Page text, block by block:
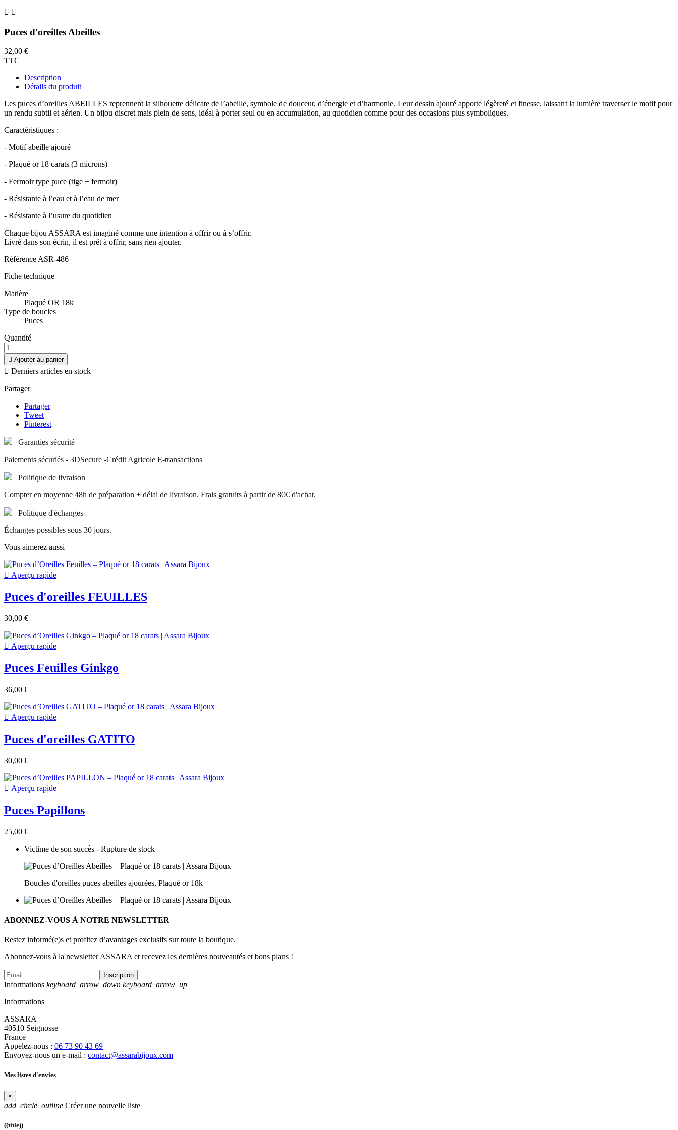
 
Puces d'oreilles Abeilles
32,00 €
TTC
Description
Détails du produit
Les puces d’oreilles ABEILLES reprennent la silhouette délicate de l’abeille, symbole de douceur, d’énergie et d’harmonie. Leur dessin ajouré apporte légèreté et finesse, laissant la lumière traverser le motif pour
un rendu subtil et aérien. Un bijou discret mais plein de sens, idéal à porter seul ou en accumulation, au quotidien comme pour des occasions plus symboliques.
Caractéristiques :
- Motif abeille ajouré
- Plaqué or 18 carats (3 microns)
- Fermoir type puce (tige + fermoir)
- Résistante à l’eau et à l’eau de mer
- Résistante à l’usure du quotidien
Chaque bijou ASSARA est imaginé comme une intention à offrir ou à s’offrir.
Livré dans son écrin, il est prêt à offrir, sans rien ajouter.
RéférenceASR-486
Fiche technique
Matière
Plaqué OR 18k
Type de boucles
Puces
Quantité
 Ajouter au panier
 Derniers articles en stock
Partager
Partager
Tweet
Pinterest
Garanties sécurité
Paiements sécuriés - 3DSecure -Crédit Agricole E-transactions
Politique de livraison
Compter en moyenne 48h de préparation + délai de livraison. Frais gratuits à partir de 80€ d'achat.
Politique d'échanges
Échanges possibles sous 30 jours.
Vous aimerez aussi
 Aperçu rapide
Puces d'oreilles FEUILLES
30,00 €
 Aperçu rapide
Puces Feuilles Ginkgo
36,00 €
 Aperçu rapide
Puces d'oreilles GATITO
30,00 €
 Aperçu rapide
Puces Papillons
25,00 €
Victime de son succès - Rupture de stock
Boucles d'oreilles puces abeilles ajourées, Plaqué or 18k
ABONNEZ-VOUS À NOTRE NEWSLETTER
Restez informé(e)s et profitez d’avantages exclusifs sur toute la boutique.
Abonnez-vous à la newsletter ASSARA et recevez les dernières nouveautés et bons plans !
Inscription
Informations keyboard_arrow_down keyboard_arrow_up
Informations
ASSARA
40510 Seignosse
France
Appelez-nous : 06 73 90 43 69
Envoyez-nous un e-mail : contact@assarabijoux.com
Mes listes d'envies
×
add_circle_outline Créer une nouvelle liste
((title))